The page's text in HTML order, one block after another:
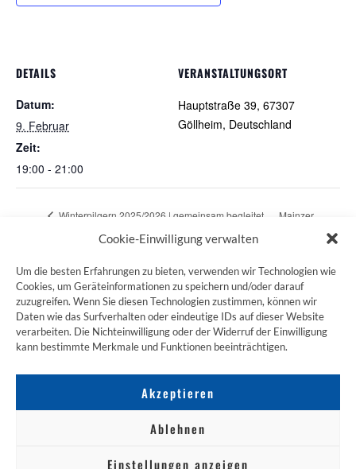
Cookie-Einwilligung verwalten
Um die besten Erfahrungen zu bieten, verwenden wir Technologien wie
Cookies, um Geräteinformationen zu speichern und/oder darauf
zuzugreifen. Wenn Sie diesen Technologien zustimmen, können wir
Daten wie das Surfverhalten oder eindeutige IDs auf dieser Website
verarbeiten. Die Nichteinwilligung oder der Widerruf der Einwilligung
kann bestimmte Merkmale und Funktionen beeinträchtigen.
Akzeptieren
Ablehnen
Einstellungen anzeigen
DETAILS
Datum:
9. Februar
Zeit:
19:00 - 21:00
VERANSTALTUNGSORT
Hauptstraße 39, 67307
Göllheim, Deutschland
Winterpilgern 2025/2026 | gemeinsam begleitet
Pilgern im Stadtpark
Mainzer
ZUM JAKOBSWEG SHOP